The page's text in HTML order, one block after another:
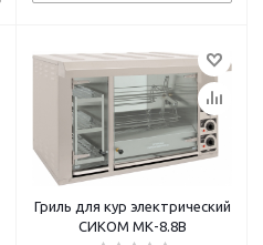
Гриль для кур электрический
СИКОМ МК-8.8В